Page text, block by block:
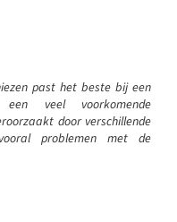
past het beste bij een
een veel voorkomende
door verschillende
problemen met de